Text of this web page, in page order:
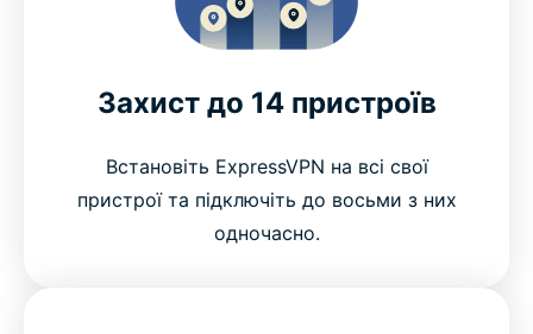
Захист до 14 пристроїв
Встановіть ExpressVPN на всі свої
пристрої та підключіть до восьми з них
одночасно.